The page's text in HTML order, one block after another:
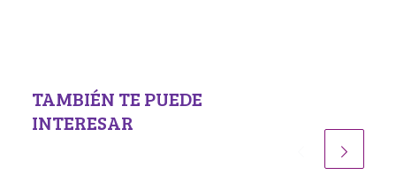
TAMBIÉN TE PUEDE
INTERESAR